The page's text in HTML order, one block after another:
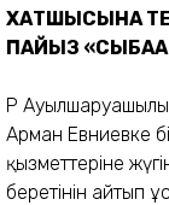
ХАТШЫСЫНА
ПАЙЫЗ
ҚР
Арман Евниевке
қызметтеріне
беретінін айтып